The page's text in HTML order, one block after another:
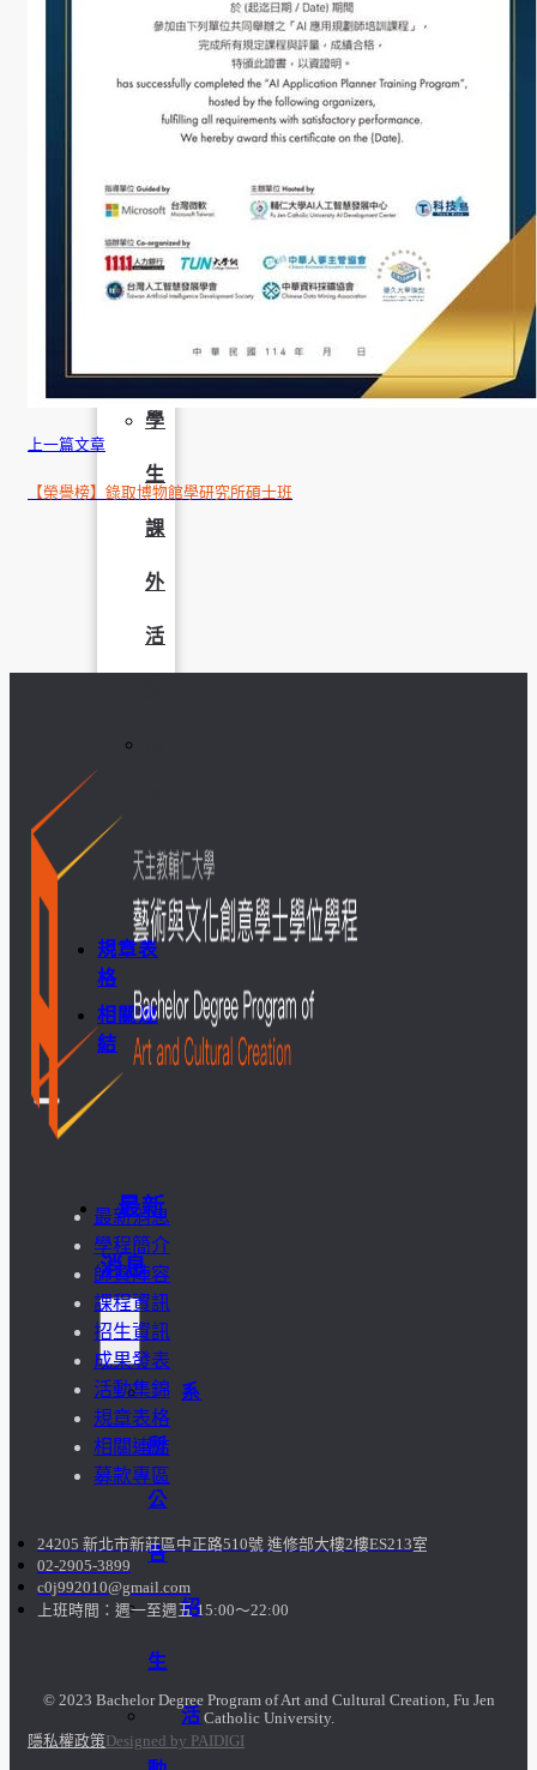
成
果
學
生
課
外
活
照
片
規章表
格
相關連
結
最新
消息
系
所
公
告
招
生
活
上一篇文章
【榮譽榜】錄取博物館學研究所碩士班
最新消息
學程簡介
師資陣容
課程資訊
招生資訊
成果發表
活動集錦
規章表格
相關連結
募款專區
24205 新北市新莊區中正路510號 進修部大樓2樓ES213室
02-2905-3899
c0j992010@gmail.com
上班時間：週一至週五 15:00～22:00
© 2023 Bachelor Degree Program of Art and Cultural Creation, Fu Jen
Catholic University.
隱私權政策 Designed by PAIDIGI